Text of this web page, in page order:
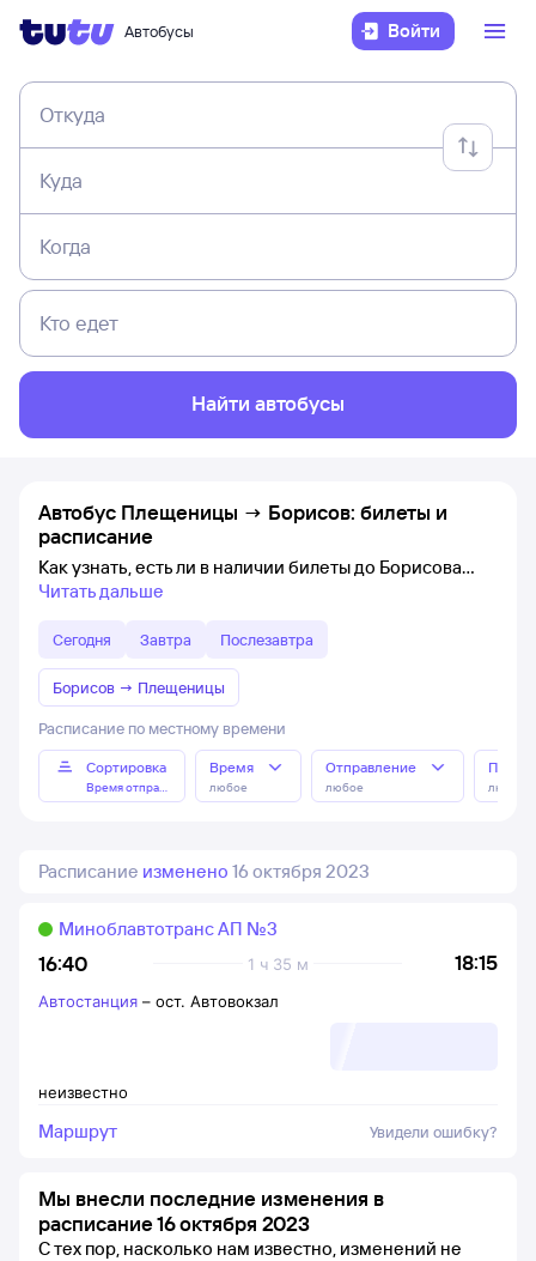
Автобусы Войти
Откуда
Куда
Когда
Кто едет
Найти автобусы
Автобус Плещеницы → Борисов: билеты и
расписание
Как узнать, есть ли в наличии билеты до Борисова
Читать дальше
Сегодня Завтра Послезавтра
Борисов → Плещеницы
Расписание по местному времени
Сортировка
Время отправления
Время
любое
Отправление
любое любое
Расписание изменено 16 октября 2023
16:40 18:15
1 ч 35 м
Миноблавтотранс АП №3
неизвестно
Автостанция – ост. Автовокзал
Маршрут Увидели ошибку?
Мы внесли последние изменения в
расписание 16 октября 2023
С тех пор, насколько нам известно, изменений не